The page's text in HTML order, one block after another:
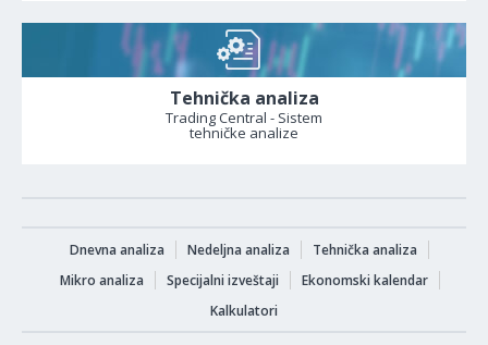
Tehnička analiza
Trading Central - Sistem
tehničke analize
Dnevna analiza Nedeljna analiza
Tehnička analiza
Mikro analiza
Specijalni izveštaji
Ekonomski kalendar
Kalkulatori